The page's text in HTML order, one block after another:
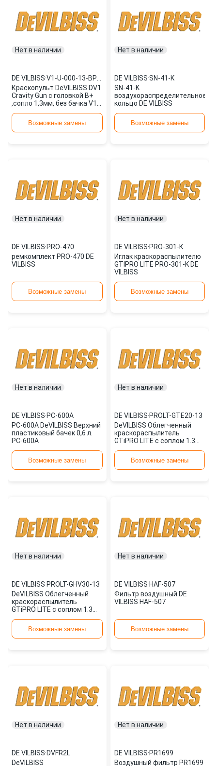
Нет в наличии
DE VILBISS·
Краскопульт DeVILBISS DV1
Cravity Gun с головкой В+
,сопло 1,3мм, без бачка V1-
Возможные замены
Нет в наличии
DE VILBISS·SN-41-K
SN-41-K
воздухораспределительное
кольцо DE VILBISS
Возможные замены
Нет в наличии
DE VILBISS·PRO-470
ремкомплект PRO-470 DE
VILBISS
Возможные замены
Нет в наличии
DE VILBISS·PRO-301-K
Иглак краскораспылителю
GTIPRO LITE PRO-301-K DE
VILBISS
Возможные замены
Нет в наличии
DE VILBISS·PC-600A
PC-600A DeVILBISS Верхний
пластиковый бачек 0,6 л.
PC-600A
Возможные замены
Нет в наличии
DE VILBISS·PROLT-GTE20-13
DeVILBISS Облегченный
краскораспылитель
GTiPRO LITE с соплом 1.3
Возможные замены
Нет в наличии
DE VILBISS·PROLT-GHV30-13
DeVILBISS Облегченный
краскораспылитель
GTiPRO LITE с соплом 1.3
Возможные замены
Нет в наличии
DE VILBISS·HAF-507
Фильтр воздушный DE
VILBISS HAF-507
Возможные замены
Нет в наличии
DE VILBISS·DVFR2L
DeVILBISS
Нет в наличии
DE VILBISS·PR1699
Воздушный фильтр PR1699